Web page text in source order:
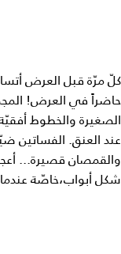
كلّ مرّة قبل العرض
حاضراً في العرض!
الصغيرة والخطوط
عند العنق. الفساتين
والقمصان قصيرة...
شكل أبواب،خاصّة